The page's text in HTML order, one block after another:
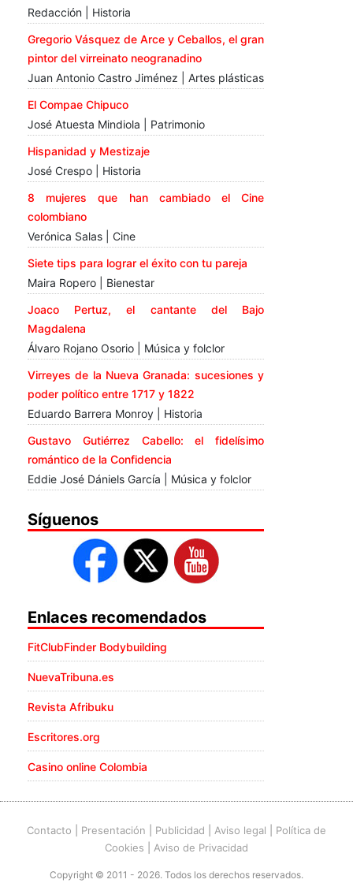
Redacción | Historia
Gregorio Vásquez de Arce y Ceballos, el gran
pintor del virreinato neogranadino
Juan Antonio Castro Jiménez | Artes plásticas
El Compae Chipuco
José Atuesta Mindiola | Patrimonio
Hispanidad y Mestizaje
José Crespo | Historia
8 mujeres que han cambiado el Cine
colombiano
Verónica Salas | Cine
Siete tips para lograr el éxito con tu pareja
Maira Ropero | Bienestar
Joaco Pertuz, el cantante del Bajo
Magdalena
Álvaro Rojano Osorio | Música y folclor
Virreyes de la Nueva Granada: sucesiones y
poder político entre 1717 y 1822
Eduardo Barrera Monroy | Historia
Gustavo Gutiérrez Cabello: el fidelísimo
romántico de la Confidencia
Eddie José Dániels García | Música y folclor
Síguenos
Enlaces recomendados
FitClubFinder Bodybuilding
NuevaTribuna.es
Revista Afribuku
Escritores.org
Casino online Colombia
Contacto Presentación Publicidad Aviso legal
Política de
Cookies
Aviso de Privacidad
Copyright © 2011 - 2026. Todos los derechos reservados.